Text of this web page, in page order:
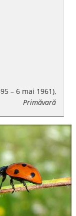
– 6 mai 1961),
Primăvară